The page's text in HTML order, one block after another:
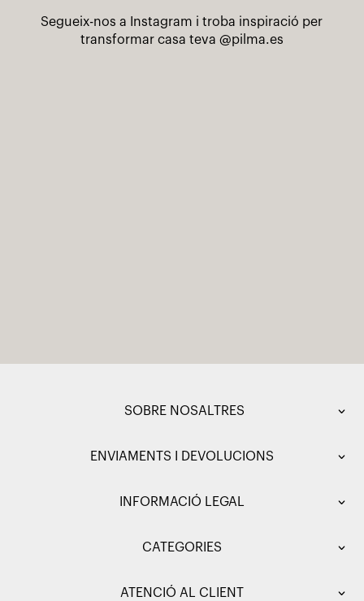
Segueix-nos a Instagram i troba inspiració per
transformar casa teva @pilma.es
SOBRE NOSALTRES
ENVIAMENTS I DEVOLUCIONS
INFORMACIÓ LEGAL
CATEGORIES
ATENCIÓ AL CLIENT